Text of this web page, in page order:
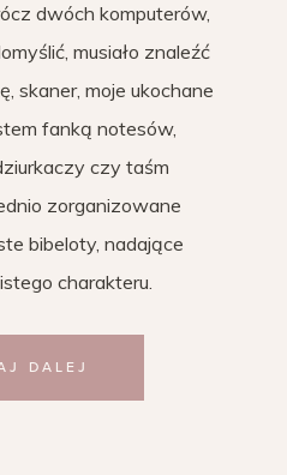
dwóch komputerów,
musiało znaleźć
skaner, moje ukochane
fanką notesów,
czy taśm
zorganizowane
bibeloty, nadające
charakteru.
DALEJ